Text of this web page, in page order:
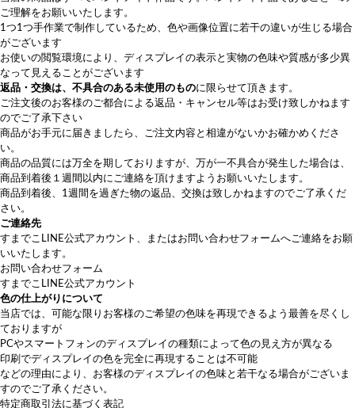
ご理解をお願いいたします。
1つ1つ手作業で制作しているため、色や画像位置に若干の違いが生じる場合
がございます
お使いの閲覧環境により、ディスプレイの表示と実物の色味や質感が多少異
なって見えることがございます
返品・交換は、不具合のある未使用のものに限らせて頂きます。
ご注文後のお客様のご都合による返品・キャンセル等はお受け致しかねます
のでご了承下さい
商品がお手元に届きましたら、ご注文内容と相違がないかお確かめくださ
い。
商品の品質には万全を期しておりますが、万が一不具合が発生した場合は、
商品到着後１週間以内にご連絡を頂けますようお願いいたします。
商品到着後、1週間を過ぎた物の返品、交換は致しかねますのでご了承くだ
さい。
ご連絡先
すまでこLINE公式アカウント 、またはお問い合わせフォームへご連絡をお願
いいたします。
お問い合わせフォーム
すまでこLINE公式アカウント
色の仕上がりについて
当店では、可能な限りお客様のご希望の色味を再現できるよう最善を尽くし
ておりますが
PCやスマートフォンのディスプレイの種類によって色の見え方が異なる
印刷でディスプレイの色を完全に再現することは不可能
などの理由により、お客様のディスプレイの色味と若干なる場合がございま
すのでご了承ください。
特定商取引法に基づく表記